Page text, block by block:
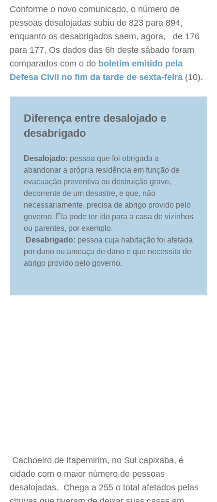
Conforme o novo comunicado, o número de
pessoas desalojadas subiu de 823 para 894,
enquanto os desabrigados saem, agora, de 176
para 177. Os dados das 6h deste sábado foram
comparados com o do boletim emitido pela
Defesa Civil no fim da tarde de sexta-feira (10).
Diferença entre desalojado e
desabrigado
Desalojado: pessoa que foi obrigada a
abandonar a própria residência em função de
evacuação preventiva ou destruição grave,
decorrente de um desastre, e que, não
necessariamente, precisa de abrigo provido pelo
governo. Ela pode ter ido para a casa de vizinhos
ou parentes, por exemplo.
Desabrigado: pessoa cuja habitação foi afetada
por dano ou ameaça de dano e que necessita de
abrigo provido pelo governo.
Cachoeiro de Itapemirim, no Sul capixaba, é
cidade com o maior número de pessoas
desalojadas. Chega a 255 o total afetados pelas